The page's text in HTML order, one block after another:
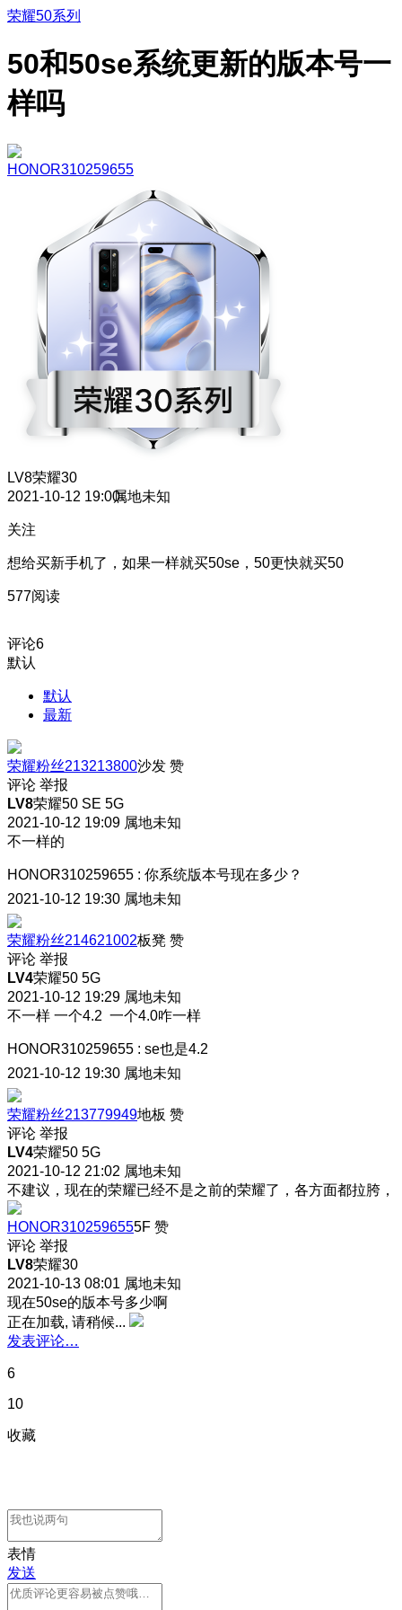
荣耀50系列
50和50se系统更新的版本号一
样吗
HONOR310259655
LV8荣耀30
2021-10-12 19:00属地未知
关注
想给买新手机了，如果一样就买50se，50更快就买50
577阅读
评论6
默认
默认
最新
荣耀粉丝213213800沙发 赞
评论 举报
LV8荣耀50 SE 5G
2021-10-12 19:09 属地未知
不一样的
HONOR310259655 : 你系统版本号现在多少？
2021-10-12 19:30 属地未知
荣耀粉丝214621002板凳 赞
评论 举报
LV4荣耀50 5G
2021-10-12 19:29 属地未知
不一样 一个4.2 一个4.0咋一样
HONOR310259655 : se也是4.2
2021-10-12 19:30 属地未知
荣耀粉丝213779949地板 赞
评论 举报
LV4荣耀50 5G
2021-10-12 21:02 属地未知
不建议，现在的荣耀已经不是之前的荣耀了，各方面都拉胯，
HONOR3102596555F 赞
评论 举报
LV8荣耀30
2021-10-13 08:01 属地未知
现在50se的版本号多少啊
正在加载, 请稍候...
发表评论…
6
10
收藏
表情
发送